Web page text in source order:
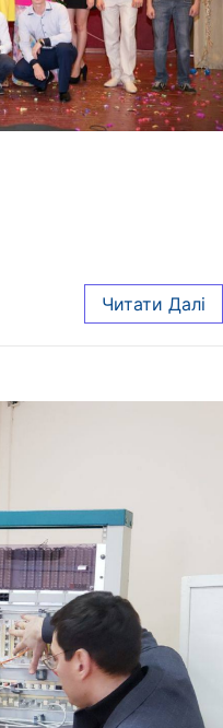
Читати Далі